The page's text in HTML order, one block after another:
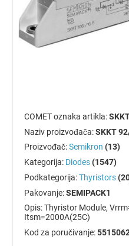
COMET oznaka artikla:
Naziv proizvođača:SKKT
Proizvođač:Semikron (13)
Kategorija: Diodes (1547)
Podkategorija:Thyristors
Pakovanje:SEMIPACK1
Opis:Thyristor Module,
Itsm=2000A(25C)
Kod za poručivanje: